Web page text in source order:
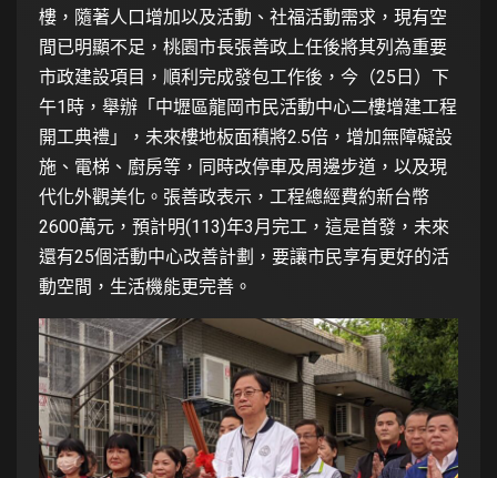
樓，隨著人口增加以及活動、社福活動需求，現有空
間已明顯不足，桃園市長張善政上任後將其列為重要
市政建設項目，順利完成發包工作後，今（25日）下
午1時，舉辦「中壢區龍岡市民活動中心二樓增建工程
開工典禮」，未來樓地板面積將2.5倍，增加無障礙設
施、電梯、廚房等，同時改停車及周邊步道，以及現
代化外觀美化。張善政表示，工程總經費約新台幣
2600萬元，預計明(113)年3月完工，這是首發，未來
還有25個活動中心改善計劃，要讓市民享有更好的活
動空間，生活機能更完善。